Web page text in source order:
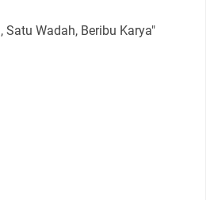
Satu Wadah, Beribu Karya"